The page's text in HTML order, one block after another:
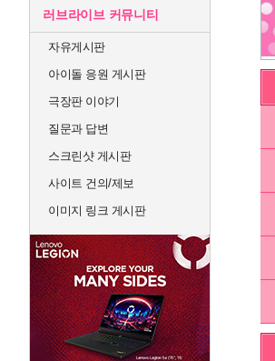
러브라이브 커뮤니티
자유게시판
아이돌 응원 게시판
극장판 이야기
질문과 답변
스크린샷 게시판
사이트 건의/제보
이미지 링크 게시판